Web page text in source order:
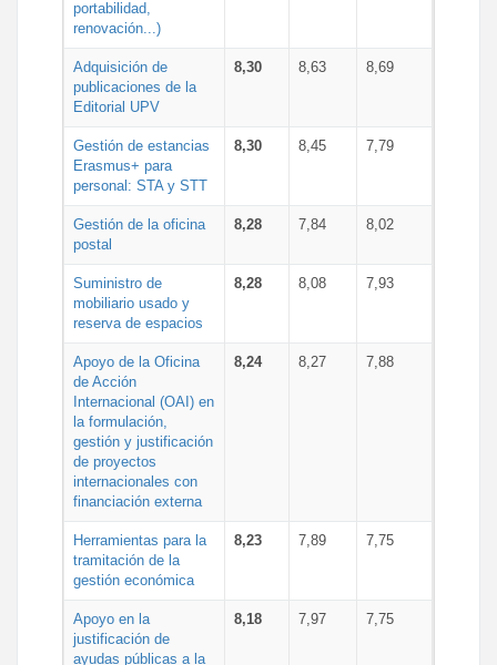
portabilidad,
renovación...)
Adquisición de
publicaciones de la
Editorial UPV
8,30 8,63 8,69
Gestión de estancias
Erasmus+ para
personal: STA y STT
8,30 8,45 7,79
Gestión de la oficina
postal
8,28 7,84 8,02
Suministro de
mobiliario usado y
reserva de espacios
8,28 8,08 7,93
Apoyo de la Oficina
de Acción
Internacional (OAI) en
la formulación,
gestión y justificación
de proyectos
internacionales con
financiación externa
8,24 8,27 7,88
Herramientas para la
tramitación de la
gestión económica
8,23 7,89 7,75
Apoyo en la
justificación de
ayudas públicas a la
8,18 7,97 7,75